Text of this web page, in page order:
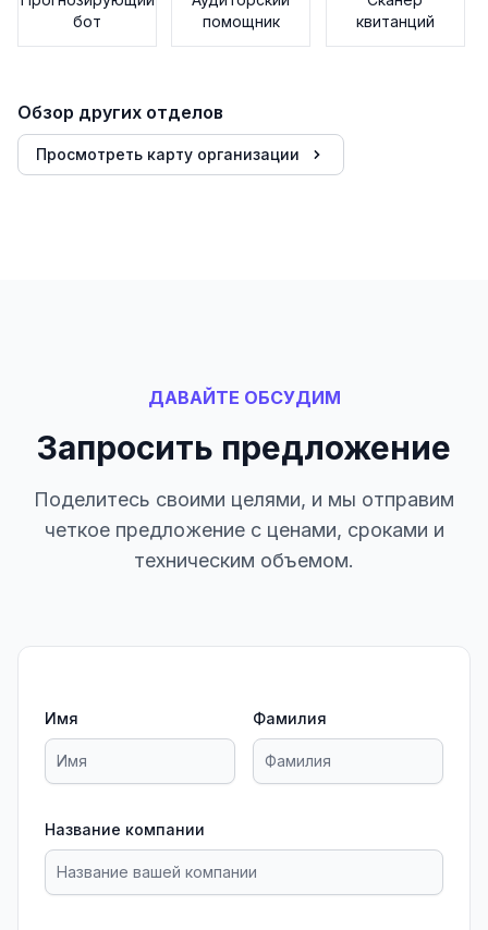
бот
помощник
квитанций
Обзор других отделов
Просмотреть карту организации
ДАВАЙТЕ ОБСУДИМ
Запросить предложение
Поделитесь своими целями, и мы отправим
четкое предложение с ценами, сроками и
техническим объемом.
Имя Фамилия
Название компании